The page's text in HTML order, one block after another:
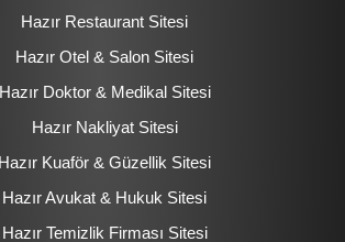
Hazır Restaurant Sitesi
Hazır Otel & Salon Sitesi
Hazır Doktor & Medikal Sitesi
Hazır Nakliyat Sitesi
Hazır Kuaför & Güzellik Sitesi
Hazır Avukat & Hukuk Sitesi
Hazır Temizlik Firması Sitesi